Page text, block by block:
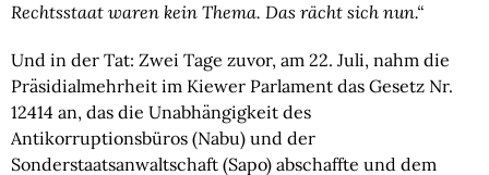
Rechtsstaat waren kein Thema. Das rächt sich nun.“
Und in der Tat: Zwei Tage zuvor, am 22. Juli, nahm die
Präsidialmehrheit im Kiewer Parlament das Gesetz Nr.
12414 an, das die Unabhängigkeit des
Antikorruptionsbüros (Nabu) und der
Sonderstaatsanwaltschaft (Sapo) abschaffte und dem